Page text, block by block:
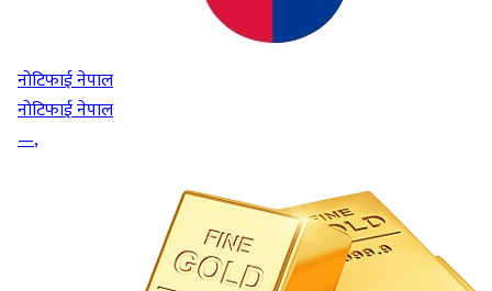
नोटिफाई नेपाल
नोटिफाई नेपाल
—,